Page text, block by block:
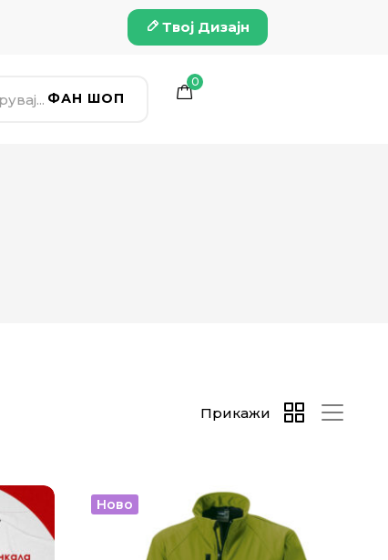
Твој Дизајн
ФАН ШОП
0
Прикажи
Ново